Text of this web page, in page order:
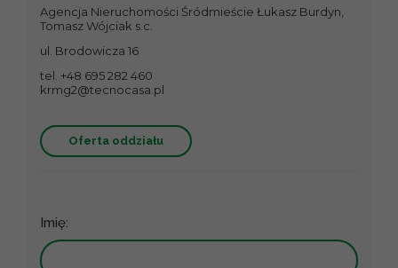
Agencja Nieruchomości Śródmieście Łukasz Burdyn,
Tomasz Wójciak s.c.
ul. Brodowicza 16
tel. +48 695 282 460
krmg2@tecnocasa.pl
Oferta oddziału
Imię: